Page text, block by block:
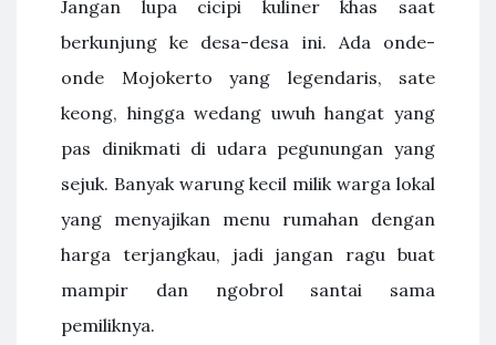
Jangan lupa cicipi kuliner khas saat
berkunjung ke desa-desa ini. Ada onde-
onde Mojokerto yang legendaris, sate
keong, hingga wedang uwuh hangat yang
pas dinikmati di udara pegunungan yang
sejuk. Banyak warung kecil milik warga lokal
yang menyajikan menu rumahan dengan
harga terjangkau, jadi jangan ragu buat
mampir dan ngobrol santai sama
pemiliknya.